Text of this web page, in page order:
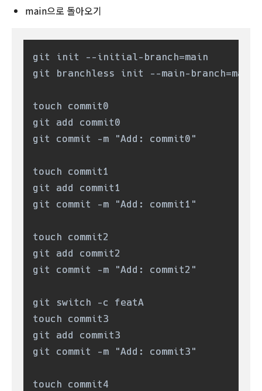
main으로 돌아오기
git init --initial-branch=main
git branchless init --main-branch=main
touch commit0
git add commit0
git commit -m "Add: commit0"
touch commit1
git add commit1
git commit -m "Add: commit1"
touch commit2
git add commit2
git commit -m "Add: commit2"
git switch -c featA
touch commit3
git add commit3
git commit -m "Add: commit3"
touch commit4